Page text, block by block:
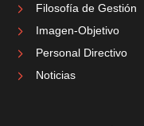
Filosofía de Gestión
Imagen-Objetivo
Personal Directivo
Noticias